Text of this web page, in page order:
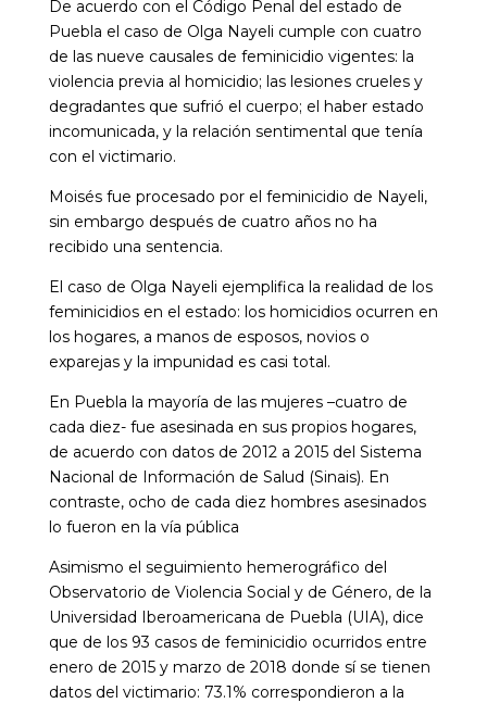
De acuerdo con el Código Penal del estado de
Puebla el caso de Olga Nayeli cumple con cuatro
de las nueve causales de feminicidio vigentes: la
violencia previa al homicidio; las lesiones crueles y
degradantes que sufrió el cuerpo; el haber estado
incomunicada, y la relación sentimental que tenía
con el victimario.
Moisés fue procesado por el feminicidio de Nayeli,
sin embargo después de cuatro años no ha
recibido una sentencia.
El caso de Olga Nayeli ejemplifica la realidad de los
feminicidios en el estado: los homicidios ocurren en
los hogares, a manos de esposos, novios o
exparejas y la impunidad es casi total.
En Puebla la mayoría de las mujeres –cuatro de
cada diez- fue asesinada en sus propios hogares,
de acuerdo con datos de 2012 a 2015 del Sistema
Nacional de Información de Salud (Sinais). En
contraste, ocho de cada diez hombres asesinados
lo fueron en la vía pública
Asimismo el seguimiento hemerográfico del
Observatorio de Violencia Social y de Género, de la
Universidad Iberoamericana de Puebla (UIA), dice
que de los 93 casos de feminicidio ocurridos entre
enero de 2015 y marzo de 2018 donde sí se tienen
datos del victimario: 73.1% correspondieron a la